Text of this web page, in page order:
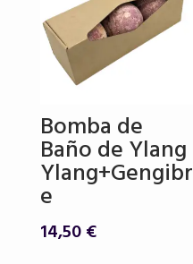
Bomba de
Baño de Ylang
Ylang+Gengibr
e
14,50€